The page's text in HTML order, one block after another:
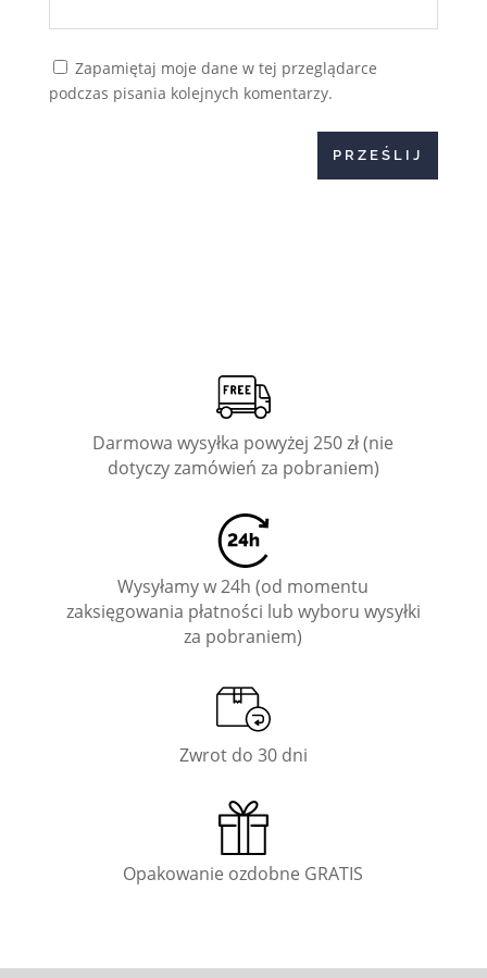
Zapamiętaj moje dane w tej przeglądarce
podczas pisania kolejnych komentarzy.
PRZEŚLIJ
Darmowa wysyłka powyżej 250 zł (nie
dotyczy zamówień za pobraniem)
Wysyłamy w 24h (od momentu
zaksięgowania płatności lub wyboru wysyłki
za pobraniem)
Zwrot do 30 dni
Opakowanie ozdobne GRATIS